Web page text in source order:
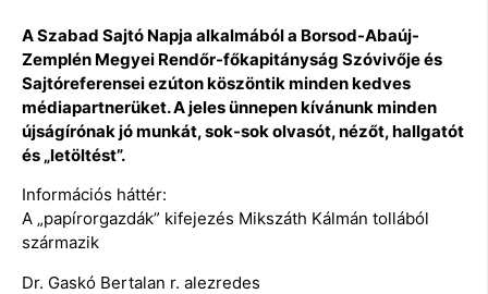
A Szabad Sajtó Napja alkalmából a Borsod-Abaúj-
Zemplén Megyei Rendőr-főkapitányság Szóvivője és
Sajtóreferensei ezúton köszöntik minden kedves
médiapartnerüket. A jeles ünnepen kívánunk minden
újságírónak jó munkát, sok-sok olvasót, nézőt, hallgatót
és „letöltést”.
Információs háttér:
A „papírorgazdák” kifejezés Mikszáth Kálmán tollából
származik
Dr. Gaskó Bertalan r. alezredes